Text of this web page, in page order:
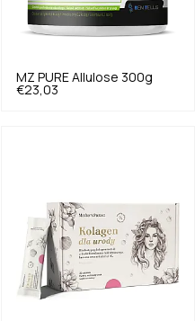
MZ PURE Allulose 300g
€23,03